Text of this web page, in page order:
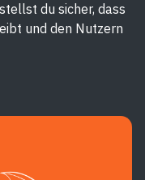
du sicher, dass
und den Nutzern